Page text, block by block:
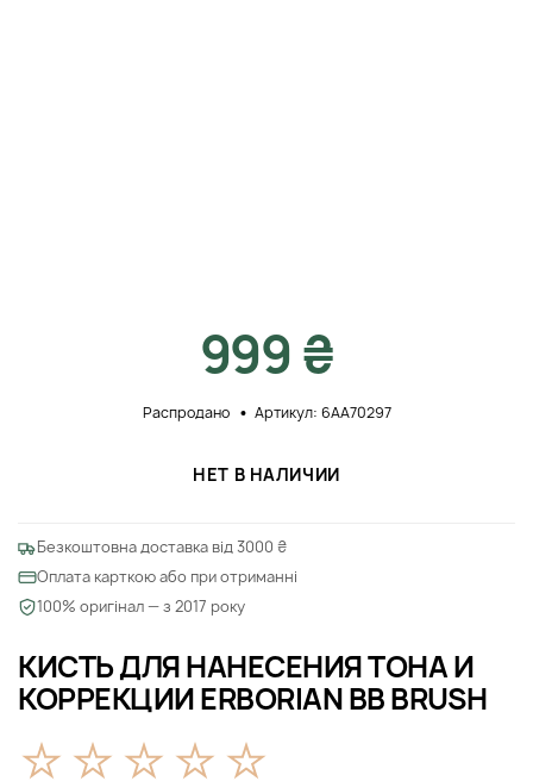
КИСТЬ ДЛЯ НАНЕСЕНИЯ ТОНА И
КОРРЕКЦИИ ERBORIAN BB BRUSH
999 ₴
Распродано Артикул: 6AA70297
НЕТ В НАЛИЧИИ
Безкоштовна доставка від 3000 ₴
Оплата карткою або при отриманні
100% оригінал — з 2017 року